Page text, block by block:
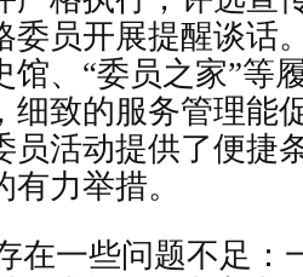
委员开展提醒谈话
馆、“委员之家”等
细致的服务管理能
员活动提供了便捷
力举措。
在一些问题不足：